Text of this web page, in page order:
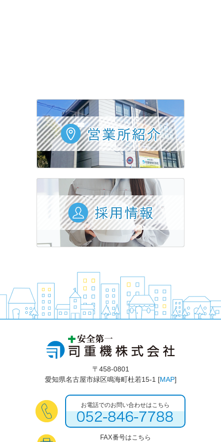
〒458-0801
愛知県名古屋市緑区鳴海町杜若15-1 [MAP]
お電話でのお問い合わせはこちら
FAX番号はこちら